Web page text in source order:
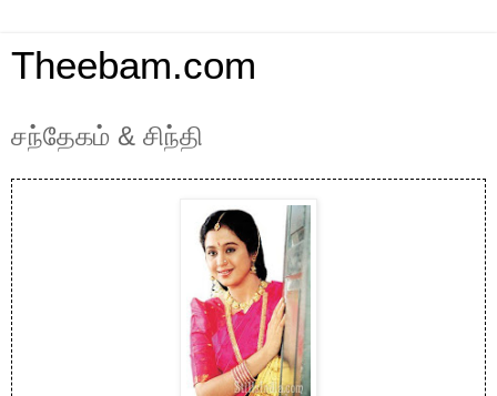
Theebam.com
சந்தேகம் & சிந்தி